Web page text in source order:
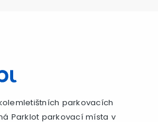
parkovacích
Parklot parkovací místa v